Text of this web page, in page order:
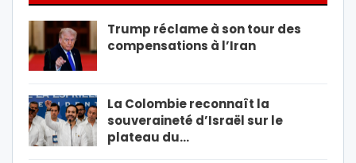
Trump réclame à son tour des
compensations à l’Iran
La Colombie reconnaît la
souveraineté d’Israël sur le
plateau du…